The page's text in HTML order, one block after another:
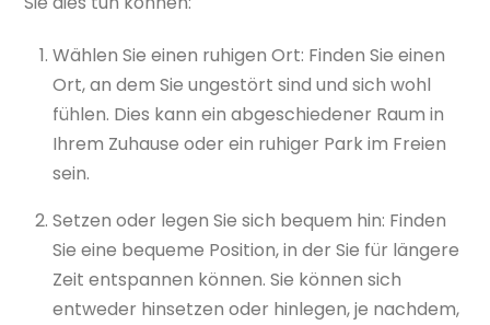
Wählen Sie einen ruhigen Ort: Finden Sie einen
Ort, an dem Sie ungestört sind und sich wohl
fühlen. Dies kann ein abgeschiedener Raum in
Ihrem Zuhause oder ein ruhiger Park im Freien
sein.
Setzen oder legen Sie sich bequem hin: Finden
Sie eine bequeme Position, in der Sie für längere
Zeit entspannen können. Sie können sich
entweder hinsetzen oder hinlegen, je nachdem,